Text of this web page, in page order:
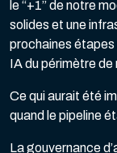
le “+1” de notre
solides et une
prochaines
IA du périmètre
Ce qui aurait été
quand le pipeline
La gouvernance